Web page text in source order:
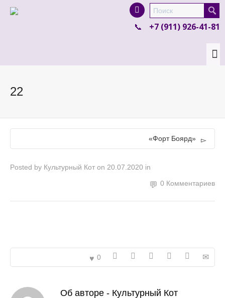
product in a size size .
colour items.
+7 (911) 926-41-81
22
«Форт Боярд»
Posted by Культурный Кот on 20.07.2020 in
0 Комментариев
0
Об авторе - Культурный Кот